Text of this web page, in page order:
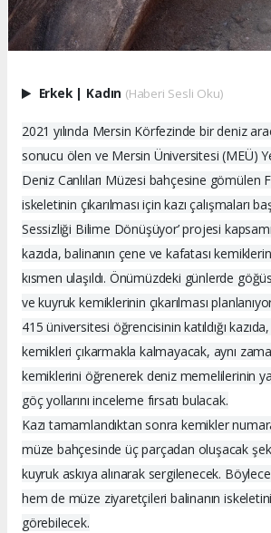
Erkek Kadın (Haberi Sesli Oku)
2021 yılında Mersin Körfezinde bir deniz
sonucu ölen ve Mersin Üniversitesi (MEÜ)
Deniz Canlıları Müzesi bahçesine gömülen
iskeletinin çıkarılması için kazı çalışmaları
Sessizliği Bilime Dönüşüyor’ projesi
kazıda, balinanın çene ve kafatası
kısmen ulaşıldı. Önümüzdeki günlerde
ve kuyruk kemiklerinin çıkarılması
415 üniversitesi öğrencisinin katıldığı
kemikleri çıkarmakla kalmayacak, aynı
kemiklerini öğrenerek deniz memelilerinin
göç yollarını inceleme fırsatı bulacak.
Kazı tamamlandıktan sonra kemikler
müze bahçesinde üç parçadan oluşacak
kuyruk askıya alınarak sergilenecek.
hem de müze ziyaretçileri balinanın
görebilecek.